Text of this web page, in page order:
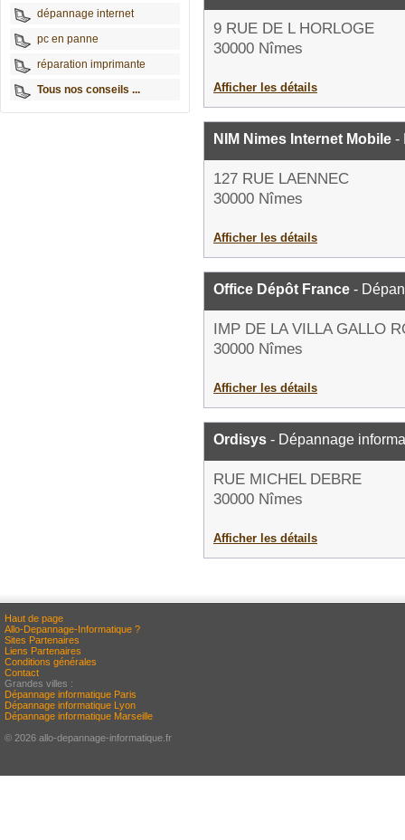
dépannage internet
pc en panne
réparation imprimante
Tous nos conseils ...
9 RUE DE L HORLOGE
30000 Nîmes
Afficher les détails
NIM Nimes Internet Mobile -
127 RUE LAENNEC
30000 Nîmes
Afficher les détails
Office Dépôt France -
IMP DE LA VILLA GALLO
30000 Nîmes
Afficher les détails
Ordisys - Dépannage
RUE MICHEL DEBRE
30000 Nîmes
Afficher les détails
Haut de page
Allo-Depannage-Informatique ?
Sites Partenaires
Liens Partenaires
Conditions générales
Contact
Grandes villes :
Dépannage informatique Paris
Dépannage informatique Lyon
Dépannage informatique Marseille
© 2026 allo-depannage-informatique.fr